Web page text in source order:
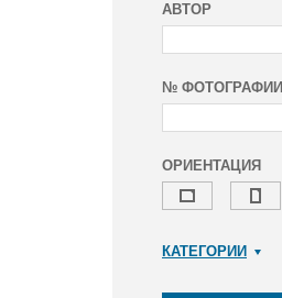
АВТОР
№ ФОТОГРАФИИ
ОРИЕНТАЦИЯ
КАТЕГОРИИ